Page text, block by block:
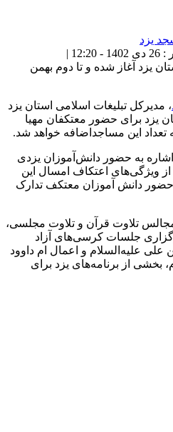
یزد آغاز شده و تا دوم بهمن
، مدیرکل تبلیغات اسلامی استان یزد
در استان یزد برای حضور معتکفان مهیا
تعداد این مساجداضافه خواهد شد.
به حضور دانش‌آموزان یزدی
ویژگی‌های اعتکاف امسال این
برای حضور دانش آموزان معتکف تدارک
تلاوت قرآن و تلاوت مجلسی،
جلسات کرسی‌های آزاد
علی علیه‌السلام و اعمال ام داوود
بخشی از برنامه‌های یزد برای